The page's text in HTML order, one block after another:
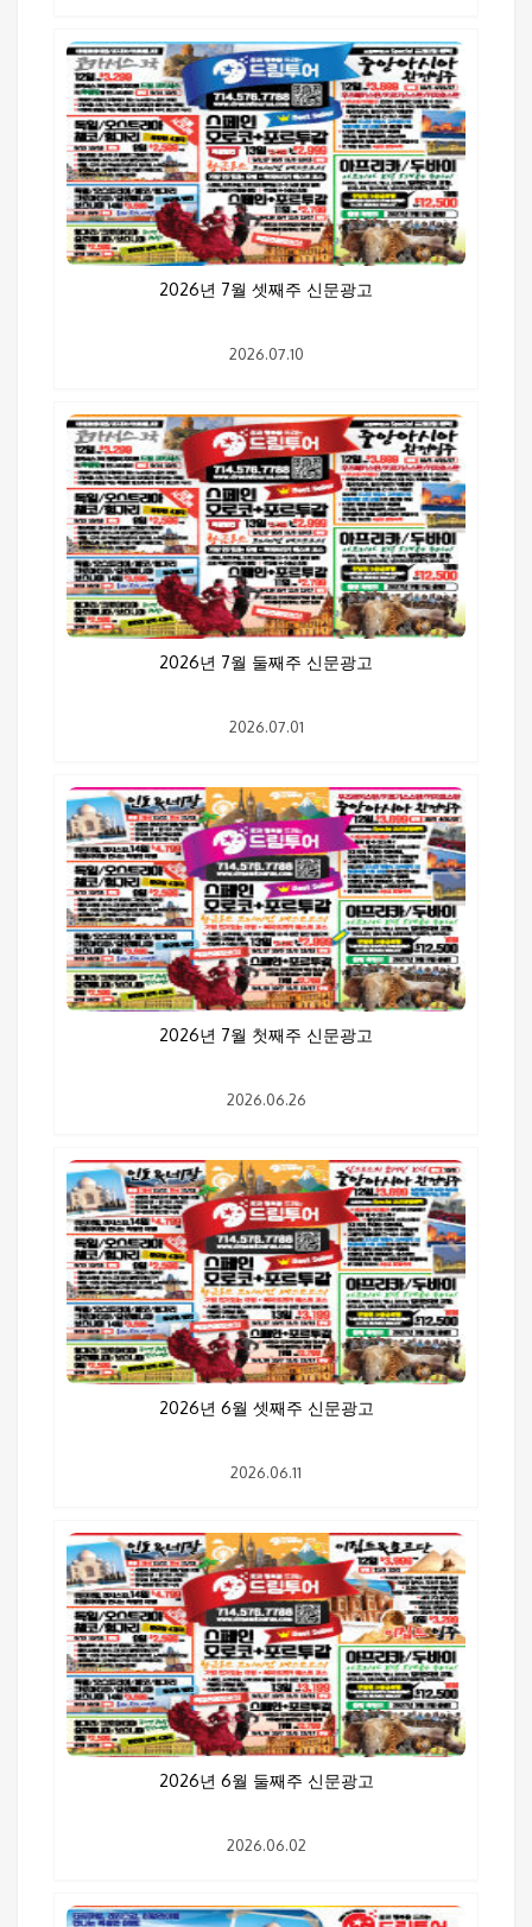
2026년 7월 셋째주 신문광고
2026.07.10
2026년 7월 둘째주 신문광고
2026.07.01
2026년 7월 첫째주 신문광고
2026.06.26
2026년 6월 셋째주 신문광고
2026.06.11
2026년 6월 둘째주 신문광고
2026.06.02